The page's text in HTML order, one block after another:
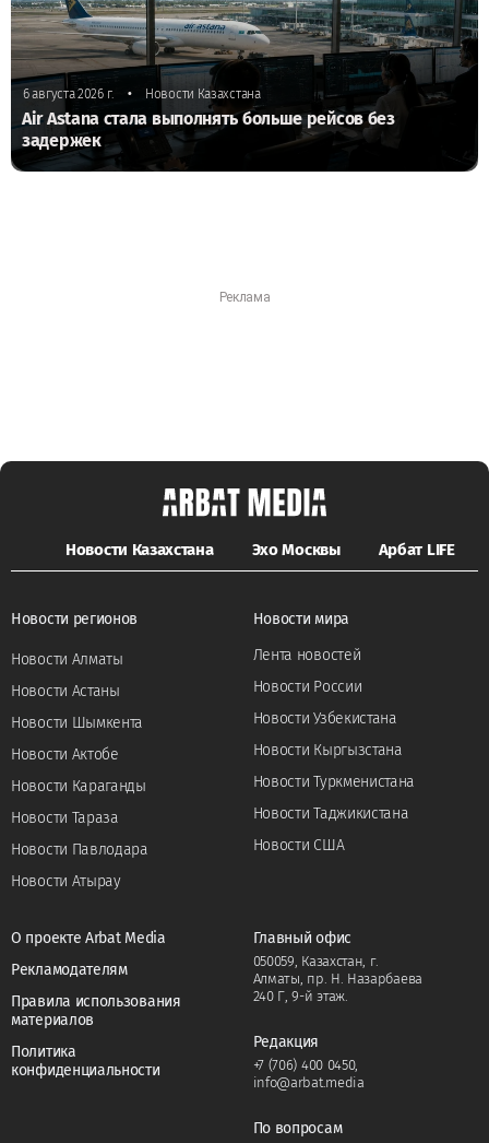
6 августа 2026 г. • Новости Казахстана
Air Astana стала выполнять больше рейсов без
задержек
Новости Казахстана Эхо Москвы Арбат LIFE
Новости регионов
Новости Алматы
Новости Астаны
Новости Шымкента
Новости Актобе
Новости Караганды
Новости Тараза
Новости Павлодара
Новости Атырау
Новости мира
Лента новостей
Новости России
Новости Узбекистана
Новости Кыргызстана
Новости Туркменистана
Новости Таджикистана
Новости США
О проекте Arbat Media
Рекламодателям
Правила использования
материалов
Политика
конфиденциальности
Главный офис
050059, Казахстан, г.
Алматы, пр. Н. Назарбаева
240 Г, 9-й этаж.
Редакция
+7 (706) 400 0450,
info@arbat.media
По вопросам